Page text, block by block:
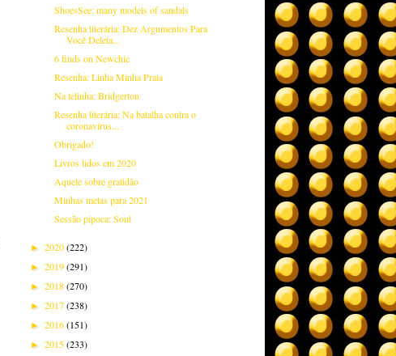
ShoesSee: many models of sandals
Resenha literária: Dez Argumentos Para
Você Deleta...
6 finds on Newchic
Resenha: Linha Minha Praia
Na telinha: Bridgerton
Resenha literária: Na batalha contra o
coronavírus...
Obrigado!
Livros lidos em 2020
Aquele sobre gratidão
Minhas metas para 2021
Sessão pipoca: Soul
► 2020(222)
► 2019(291)
► 2018(270)
► 2017(238)
► 2016(151)
► 2015(233)